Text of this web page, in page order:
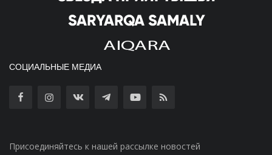
СОЦИАЛЬНЫЕ МЕДИА
Присоединяйтесь к нашей рассылке новостей